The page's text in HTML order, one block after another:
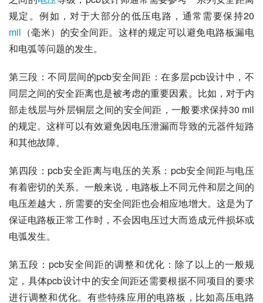
mil （毫米）的安全间距。这样的规定可以避免电路板漏电
和电弧等问题的发生。
第三段：不同层间的pcb安全间距：在多层pcb设计中，不
同层之间的安全距离也是被考虑的重要因素。比如，对于内
部走线层与外层铜层之间的安全间距，一般要求保持30 mil
的规定。这样可以有效避免因电压泄漏而导致的元器件短路
和其他故障。
第四段：pcb安全距离与电压的关系：pcb安全间距与电压
有着密切的关系。一般来说，电路板上不同元件和层之间的
电压差越大，所需要的安全间距也会相应地增大。这是为了
保证电路板正常工作时，不会因电压过大而造成元件损坏或
电弧发生。
第五段：pcb安全间距的调整和优化：除了以上的一般规
定，具体pcb设计中的安全间距还需要根据不同项目的要求
进行调整和优化。有些特殊应用的电路板，比如高压电路